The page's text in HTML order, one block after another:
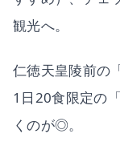
観光へ。
仁徳天皇陵前の
1日20食限定の
くのが◎。